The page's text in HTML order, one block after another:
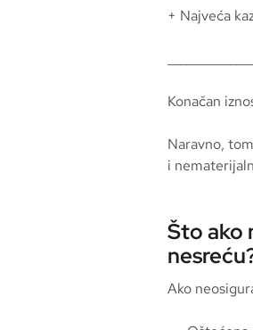
+ Najveća
Konačan
Naravno,
i
Što ako
Ako